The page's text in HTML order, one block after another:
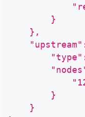
        }
    },
        }
    }